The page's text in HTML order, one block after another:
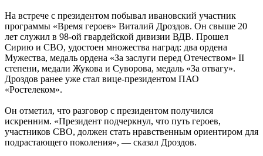
На встрече с президентом побывал ивановский участник
программы «Время героев» Виталий Дроздов. Он свыше 20
лет служил в 98-ой гвардейской дивизии ВДВ. Прошел
Сирию и СВО, удостоен множества наград: два ордена
Мужества, медаль ордена «За заслуги перед Отечеством» II
степени, медали Жукова и Суворова, медаль «За отвагу».
Дроздов ранее уже стал вице-президентом ПАО
«Ростелеком».
Он отметил, что разговор с президентом получился
искренним. «Президент подчеркнул, что путь героев,
участников СВО, должен стать нравственным ориентиром для
подрастающего поколения», — сказал Дроздов.